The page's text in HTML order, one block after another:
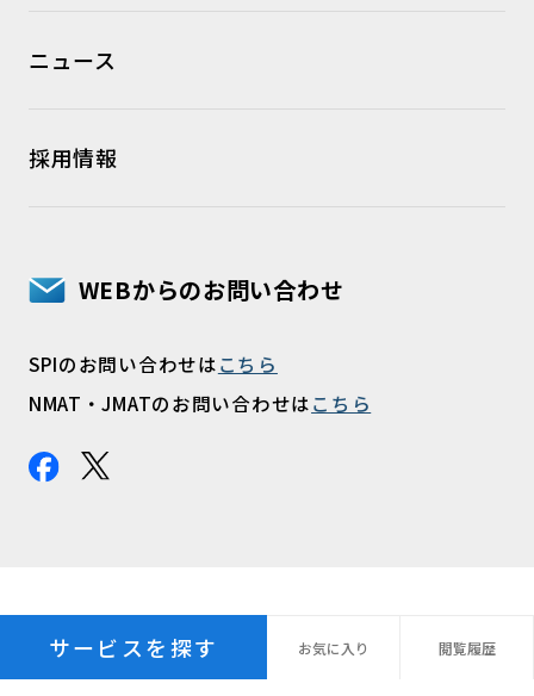
サービスを探す お気に 入り 閲覧履歴
ニュース
採用情報
WEBからのお問い合わせ
SPIのお問い合わせはこちら
NMAT・JMATのお問い合わせはこちら
プライバシーポリシー
パーソナルデータ指針